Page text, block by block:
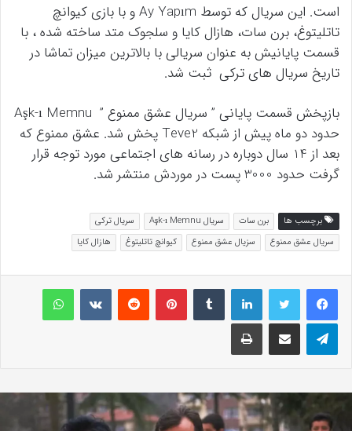
است. این سریال که توسط Ay Yapım و با بازی کیوانچ
تاتلیتوغ، برن سات، هازال کایا و سلجوک متد ساخته شده ، با
قسمت پایانیش به عنوان سریالی با بالاترین میزان تماشا در
تاریخ سریال های ترکی ثبت شد.
بازپخش قسمت پایانی ” سریال عشق ممنوع ” Aşk-ı Memnu
حدود دو ماه پیش از شبکه Teve2 پخش شد. عشق ممنوع که
بعد از 14 سال دوباره در رسانه های اجتماعی مورد توجه قرار
گرفت حدود 3000 پست در موردش منتشر شد.
برچسب ها برن سات سریال Aşk-ı Memnu
سریال ترکی
سریال عشق ممنوع
سزیال عشق ممنوع کیوانچ تاتلیتوغ هازال کایا
لینکداینتامبلر پینتریستReddit
VKontakteواتس آپ
تلگرام اشتراک گذاری با ایمیل چاپ